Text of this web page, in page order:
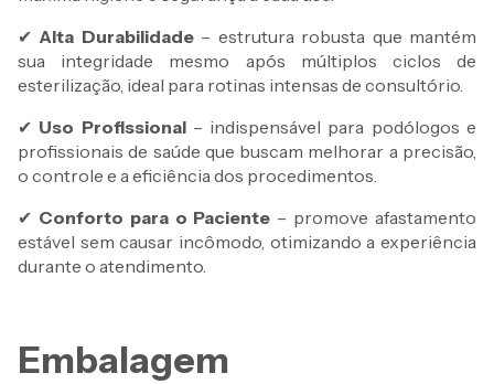
✔ Alta Durabilidade– estrutura robusta que mantém
sua integridade mesmo após múltiplos ciclos de
esterilização, ideal para rotinas intensas de consultório.
✔ Uso Profissional– indispensável para podólogos e
profissionais de saúde que buscam melhorar a precisão,
o controle e a eficiência dos procedimentos.
✔ Conforto para o Paciente – promove afastamento
estável sem causar incômodo, otimizando a experiência
durante o atendimento.
Embalagem